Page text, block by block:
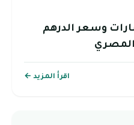
وسعر الدرهم
المصري
اقرأ المزيد ←